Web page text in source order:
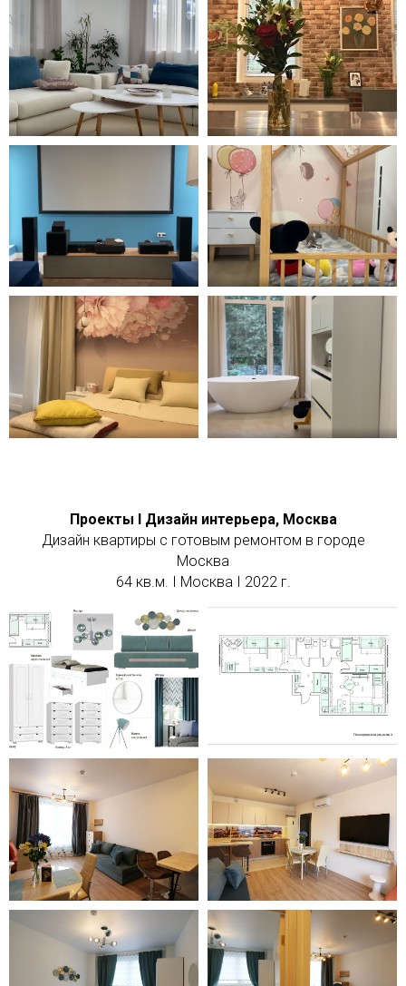
Проекты I Дизайн интерьера, Москва
Дизайн квартиры с готовым ремонтом в городе
Москва
64 кв.м. I Москва I 2022 г.